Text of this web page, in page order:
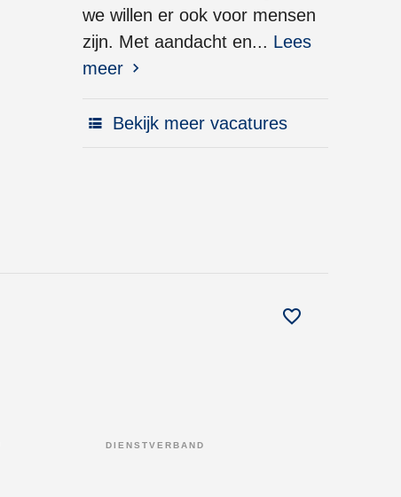
we willen er ook voor mensen
zijn. Met aandacht en... Lees
meer
Bekijk meer vacatures
DIENSTVERBAND